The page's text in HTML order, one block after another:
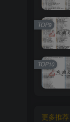
TOP9
TOP10
更多推荐